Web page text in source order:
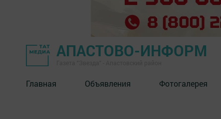
АПАСТОВО-ИНФОРМ
Главная Объявления Фотогалерея